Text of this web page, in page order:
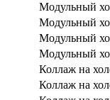
Модульный
Модульный
Модульный
Модульный
Коллаж на
Коллаж на